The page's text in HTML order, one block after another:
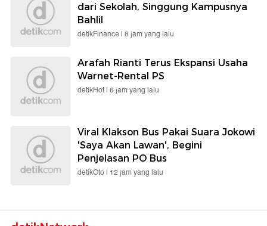
dari Sekolah, Singgung Kampusnya
Bahlil
detikFinance | 8 jam yang lalu
Arafah Rianti Terus Ekspansi Usaha
Warnet-Rental PS
detikHot | 6 jam yang lalu
Viral Klakson Bus Pakai Suara Jokowi
'Saya Akan Lawan', Begini
Penjelasan PO Bus
detikOto | 12 jam yang lalu